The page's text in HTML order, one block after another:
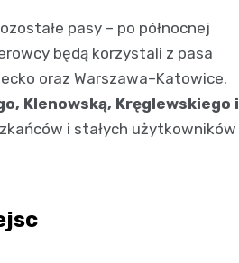
pasy – po północnej
będą korzystali z pasa
oraz Warszawa–Katowice.
Klenowską, Kręglewskiego i
i stałych użytkowników